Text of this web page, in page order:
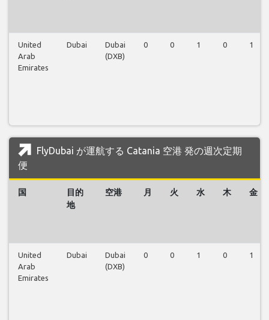
United
Arab
Emirates
Dubai
Dubai
(DXB)
0 0 1 0 1
FlyDubai が運航する Catania 空港 発の週次定期
便
国
目的
地
空港 月 火 水 木 金
United
Arab
Emirates
Dubai
Dubai
(DXB)
0 0 1 0 1